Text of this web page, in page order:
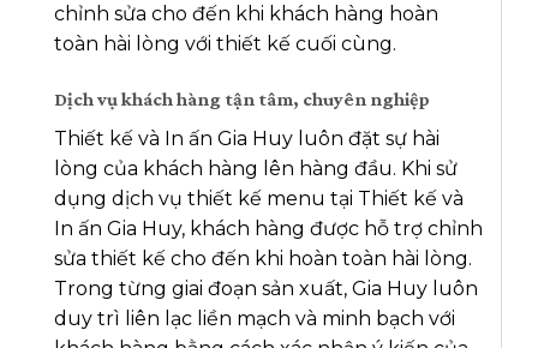
chỉnh sửa cho đến khi khách hàng hoàn
toàn hài lòng với thiết kế cuối cùng.
Dịch vụ khách hàng tận tâm, chuyên nghiệp
Thiết kế và In ấn Gia Huy luôn đặt sự hài
lòng của khách hàng lên hàng đầu. Khi sử
dụng dịch vụ thiết kế menu tại Thiết kế và
In ấn Gia Huy, khách hàng được hỗ trợ chỉnh
sửa thiết kế cho đến khi hoàn toàn hài lòng.
Trong từng giai đoạn sản xuất, Gia Huy luôn
duy trì liên lạc liền mạch và minh bạch với